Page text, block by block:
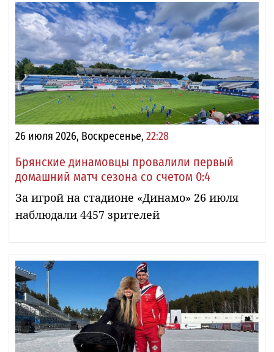
26 июля 2026, Воскресенье, 22:28
Брянские динамовцы провалили первый
домашний матч сезона со счетом 0:4
За игрой на стадионе «Динамо» 26 июля
наблюдали 4457 зрителей